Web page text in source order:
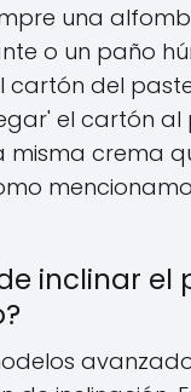
una
o un paño
cartón del
el cartón al
misma crema
inclinar el